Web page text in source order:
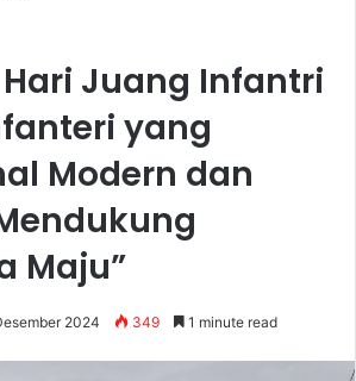
Juang Infantri
yang
Modern dan
Maju”
2024 349 1 minute read